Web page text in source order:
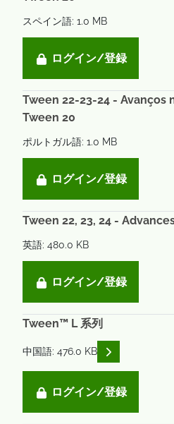
スペイン語: 1.0 MB
ログイン/登録
Tween 22-23-24 - Avanços
Tween 20
ポルトガル語: 1.0 MB
ログイン/登録
Tween 22, 23, 24 -
英語: 480.0 KB
ログイン/登録
Tween™ L 系列
中国語: 476.0 KB READ
ログイン/登録